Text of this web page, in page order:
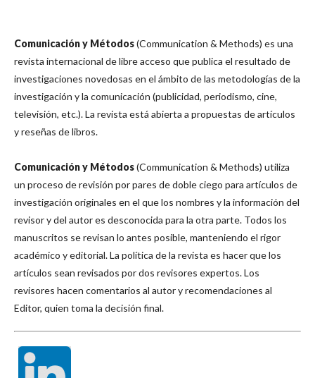
Comunicación y Métodos(Communication & Methods) es una
revista internacional de libre acceso que publica el resultado de
investigaciones novedosas en el ámbito de las metodologías de la
investigación y la comunicación (publicidad, periodismo, cine,
televisión, etc.). La revista está abierta a propuestas de artículos
y reseñas de libros.
Comunicación y Métodos(Communication & Methods) utiliza
un proceso de revisión por pares de doble ciego para artículos de
investigación originales en el que los nombres y la información del
revisor y del autor es desconocida para la otra parte. Todos los
manuscritos se revisan lo antes posible, manteniendo el rigor
académico y editorial. La política de la revista es hacer que los
artículos sean revisados ​​por dos revisores expertos. Los
revisores hacen comentarios al autor y recomendaciones al
Editor, quien toma la decisión final.